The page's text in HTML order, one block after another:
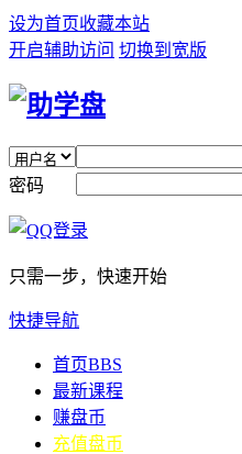
设为首页收藏本站
开启辅助访问 切换到宽版
密码
只需一步，快速开始
快捷导航
首页BBS
最新课程
赚盘币
充值盘币